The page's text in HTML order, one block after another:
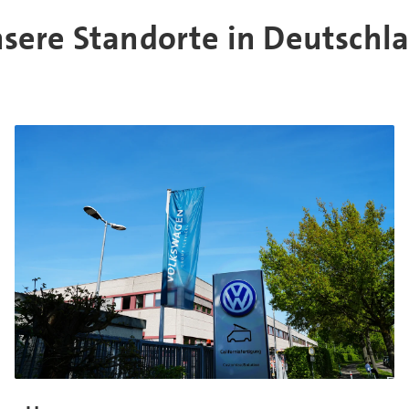
Standorte in